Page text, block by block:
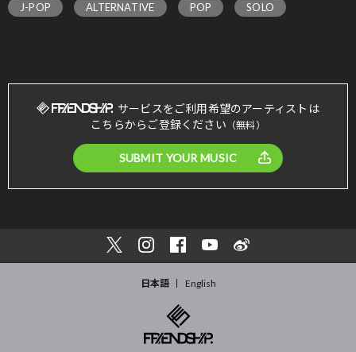
J-POP ALTERNATIVE POP SOLO
サービスをご利用希望のアーティストは
こちらからご登録ください （無料）
SUBMIT YOUR MUSIC
日本語 English